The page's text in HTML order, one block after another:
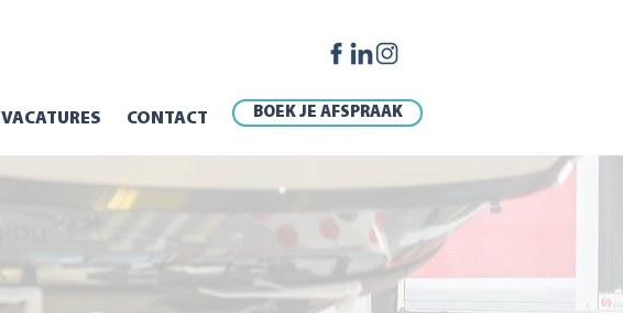
VACATURES CONTACT BOEK JE AFSPRAAK